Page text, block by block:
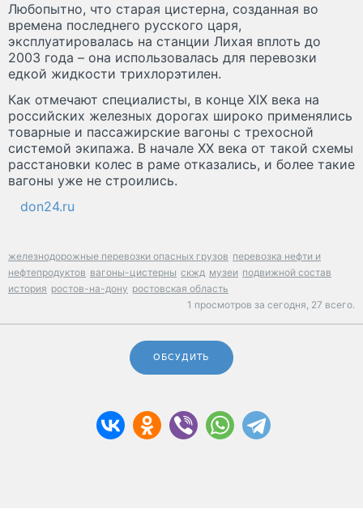
Любопытно, что старая цистерна, созданная во
времена последнего русского царя,
эксплуатировалась на станции Лихая вплоть до
2003 года – она использовалась для перевозки
едкой жидкости трихлорэтилен.
Как отмечают специалисты, в конце XIX века на
российских железных дорогах широко применялись
товарные и пассажирские вагоны с трехосной
системой экипажа. В начале XX века от такой схемы
расстановки колес в раме отказались, и более такие
вагоны уже не строились.
don24.ru
железнодорожные перевозки опасных грузов перевозка нефти и
нефтепродуктов вагоны-цистерны скжд музеи подвижной состав
история ростов-на-дону ростовская область
1 просмотров за сегодня, 27 всего.
ОБСУДИТЬ